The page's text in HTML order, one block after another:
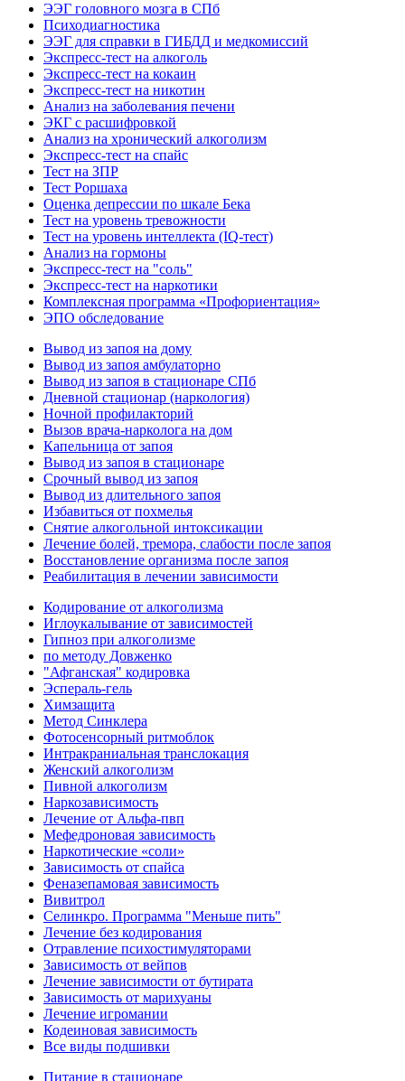
ЭЭГ головного мозга в СПб
Психодиагностика
ЭЭГ для справки в ГИБДД и медкомиссий
Экспресс-тест на алкоголь
Экспресс-тест на кокаин
Экспресс-тест на никотин
Анализ на заболевания печени
ЭКГ с расшифровкой
Анализ на хронический алкоголизм
Экспресс-тест на спайс
Тест на ЗПР
Тест Роршаха
Оценка депрессии по шкале Бека
Тест на уровень тревожности
Тест на уровень интеллекта (IQ-тест)
Анализ на гормоны
Экспресс-тест на "соль"
Экспресс-тест на наркотики
Комплексная программа «Профориентация»
ЭПО обследование
Вывод из запоя на дому
Вывод из запоя амбулаторно
Вывод из запоя в стационаре СПб
Дневной стационар (наркология)
Ночной профилакторий
Вызов врача-нарколога на дом
Капельница от запоя
Вывод из запоя в стационаре
Срочный вывод из запоя
Вывод из длительного запоя
Избавиться от похмелья
Снятие алкогольной интоксикации
Лечение болей, тремора, слабости после запоя
Восстановление организма после запоя
Реабилитация в лечении зависимости
Кодирование от алкоголизма
Иглоукалывание от зависимостей
Гипноз при алкоголизме
по методу Довженко
"Афганская" кодировка
Эспераль-гель
Химзащита
Метод Синклера
Фотосенсорный ритмоблок
Интракраниальная транслокация
Женский алкоголизм
Пивной алкоголизм
Наркозависимость
Лечение от Альфа-пвп
Мефедроновая зависимость
Наркотические «соли»
Зависимость от спайса
Феназепамовая зависимость
Вивитрол
Селинкро. Программа "Меньше пить"
Лечение без кодирования
Отравление психостимуляторами
Зависимость от вейпов
Лечение зависимости от бутирата
Зависимость от марихуаны
Лечение игромании
Кодеиновая зависимость
Все виды подшивки
Питание в стационаре